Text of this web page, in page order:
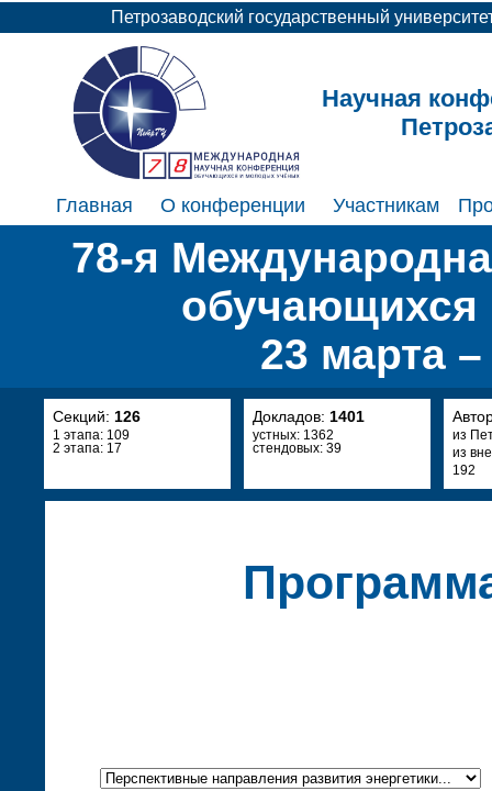
Петрозаводский государственный
Научная
Главная О конференции Участникам
78-я
23 марта
Секций: 126
1 этапа: 109
2 этапа: 17
Докладов: 1401
устных: 1362
стендовых: 39
из
из
192